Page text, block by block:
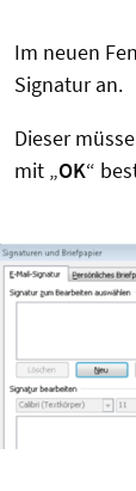
Im neuen
Signatur an.
Dieser
mit „OK“